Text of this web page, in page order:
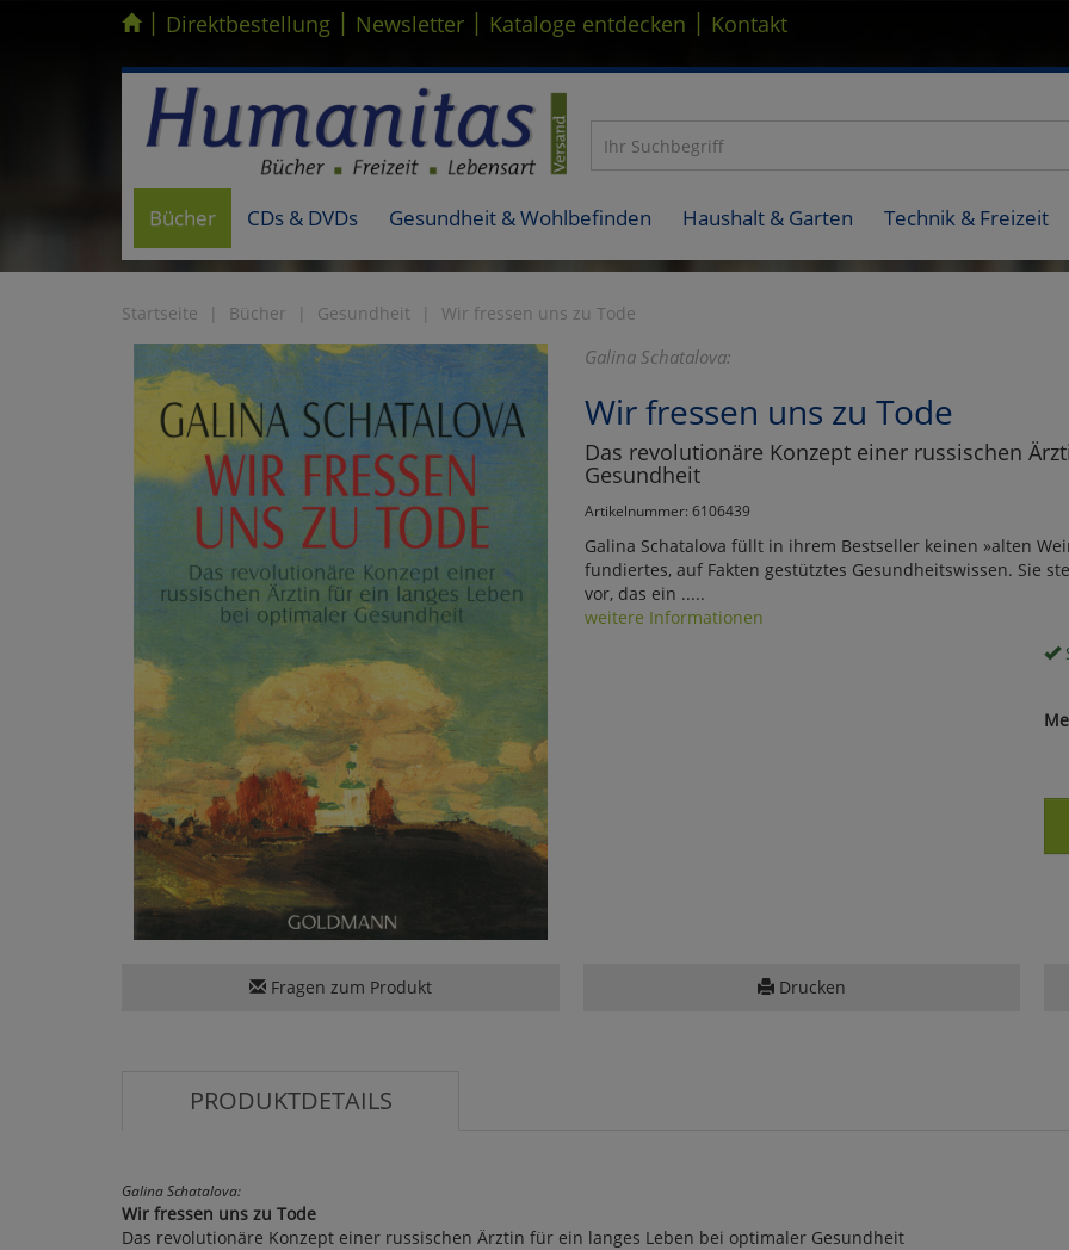
Kompletten Head der Seite überspringen
| Direktbestellung | Newsletter | Kataloge entdecken | Kontakt
Bücher CDs & DVDs Gesundheit & Wohlbefinden Haushalt & Garten Technik & Freizeit
Startseite Bücher Gesundheit Wir fressen uns zu Tode
Galina Schatalova:
Wir fressen uns zu Tode
Das revolutionäre Konzept einer russischen
Gesundheit
Artikelnummer: 6106439
Galina Schatalova füllt in ihrem Bestseller keinen »alten
fundiertes, auf Fakten gestütztes Gesundheitswissen. Sie
vor, das ein .....
weitere Informationen
Fragen zum Produkt Drucken
PRODUKTDETAILS
Galina Schatalova:
Wir fressen uns zu Tode
Das revolutionäre Konzept einer russischen Ärztin für ein langes Leben bei optimaler Gesundheit